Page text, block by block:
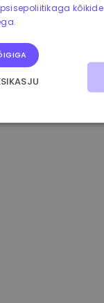
0.00%
kõikide